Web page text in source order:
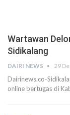
Wartawan
Sidikalang
DAIRI NEWS 29
Dairinews.co-
online bertugas di